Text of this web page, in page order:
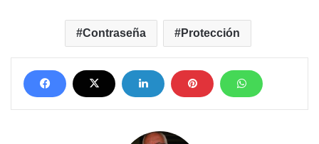
Contraseña Protección